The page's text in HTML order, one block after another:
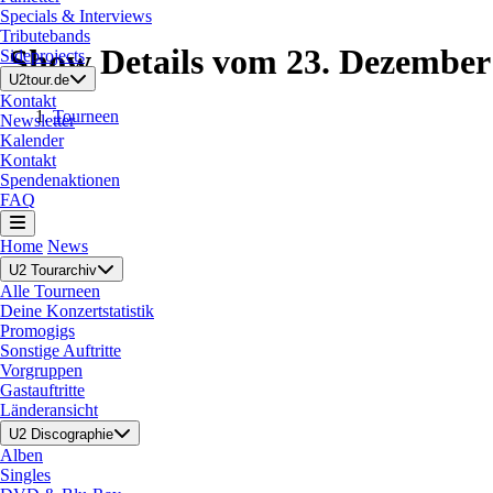
Specials & Interviews
Tributebands
Sideprojects
U2tour.de
Kontakt
Newsletter
Kalender
Kontakt
Spendenaktionen
FAQ
Home News
U2 Tourarchiv
Alle Tourneen
Deine Konzertstatistik
Promogigs
Sonstige Auftritte
Vorgruppen
Gastauftritte
Länderansicht
U2 Discographie
Alben
Singles
Show Details vom 23.
Tourneen